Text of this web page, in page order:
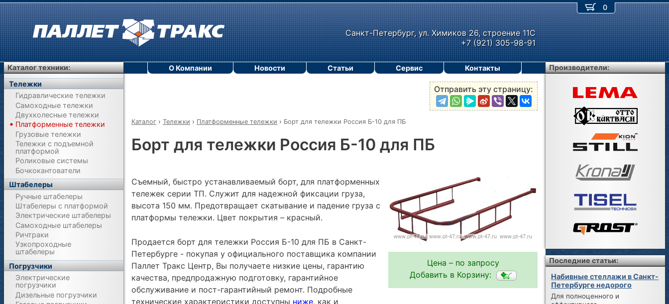
Санкт-Петербург, ул. Химиков 26, строение 11С
+7 (921) 305-98-91
Отправить эту страницу:
Каталог › Тележки › Платформенные тележки › Борт для тележки Россия Б-10 для ПБ
Борт для тележки Россия Б-10 для ПБ
Цена – по запросу
Добавить в Корзину:
Съемный, быстро устанавливаемый борт, для платформенных
тележек серии ТП. Служит для надежной фиксации груза,
высота 150 мм. Предотвращает скатывание и падение груза с
платформы тележки. Цвет покрытия – красный.
Продается борт для тележки Россия Б-10 для ПБ в Санкт-
Петербурге - покупая у официального поставщика компании
Паллет Тракс Центр, Вы получаете низкие цены, гарантию
качества, предпродажную подготовку, гарантийное
обслуживание и пост-гарантийный ремонт. Подробные
технические характеристики доступны ниже, как и
0
О Компании Новости Статьи Сервис Контакты
Каталог техники:
Тележки
Гидравлические тележки
Самоходные тележки
Двухколесные тележки
Платформенные тележки
Грузовые тележки
Тележки с подъемной
платформой
Роликовые системы
Бочкокантователи
Штабелеры
Ручные штабелеры
Штабелеры с платформой
Электрические штабелеры
Самоходные штабелеры
Ричтраки
Узкопроходные
штабелеры
Погрузчики
Электрические
погрузчики
Дизельные погрузчики
Производители:
Последние статьи:
Набивные стеллажи в Санкт-
Петербурге недорого
Для полноценного и